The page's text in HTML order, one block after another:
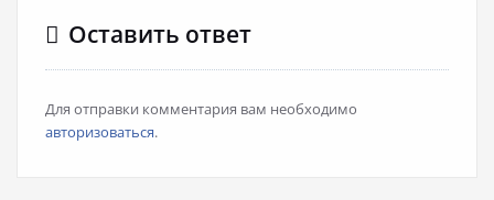
Оставить ответ
Для отправки комментария вам необходимо
авторизоваться.